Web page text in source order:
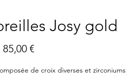
Josy gold
85,00 €Prix
de croix diverses et zirconiums